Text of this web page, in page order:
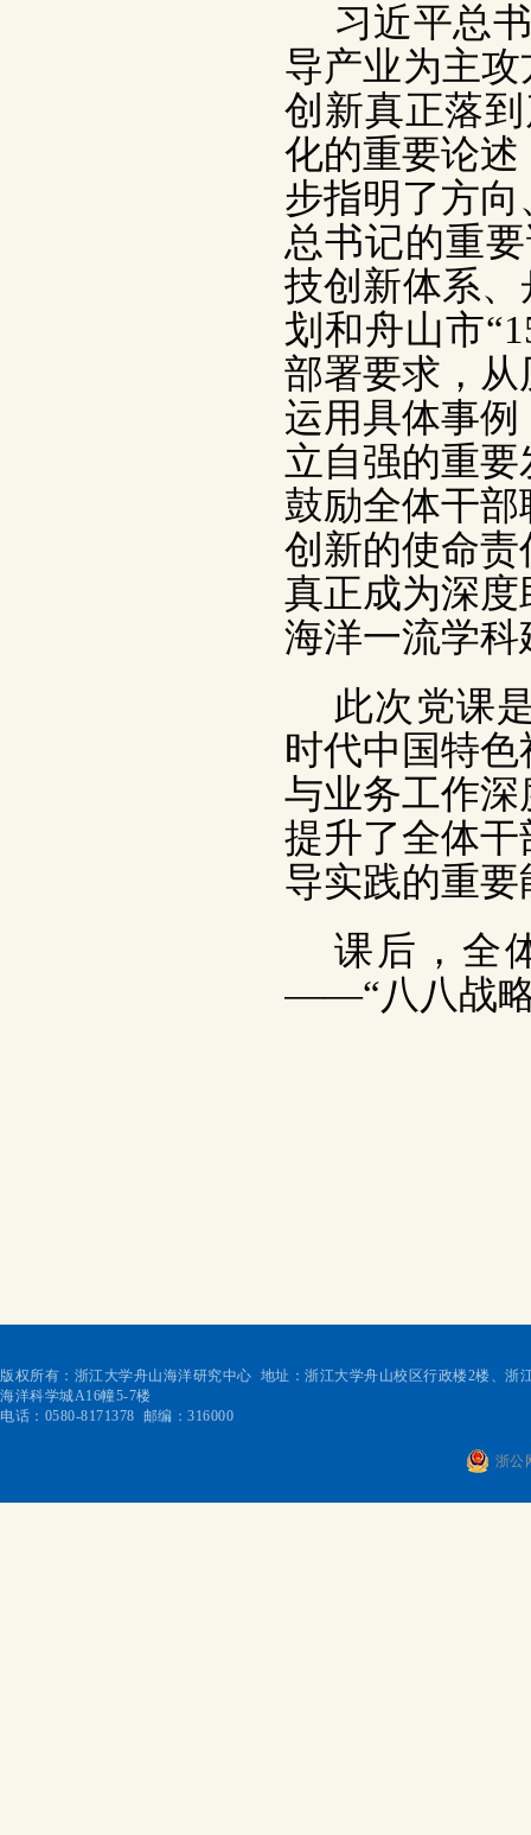
习近平总
导产业为主
创新真正落
化的重要论
步指明了方
总书记的重
技创新体系
划和舟山市
部署要求，
运用具体事
立自强的重
鼓励全体干
创新的使命
真正成为深
海洋一流学
此次党课
时代中国特
与业务工作
提升了全体
导实践的重
课后，全
——“八八战略
版权所有：浙江大学舟山海洋研究中心 地址：浙江大学舟山校区行政楼2楼、浙
海洋科学城A16幢5-7楼
电话：0580-8171378 邮编：316000
浙公